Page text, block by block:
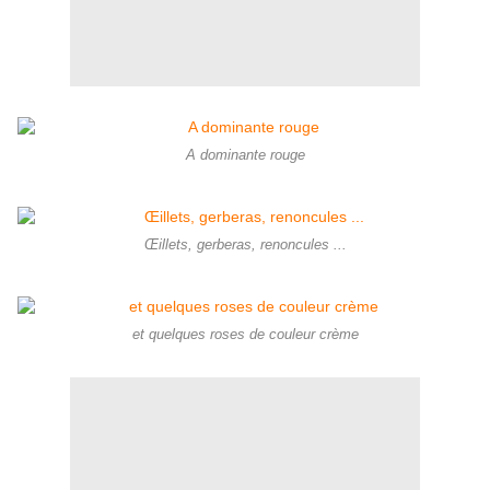
A dominante rouge
Œillets, gerberas, renoncules ...
et quelques roses de couleur crème